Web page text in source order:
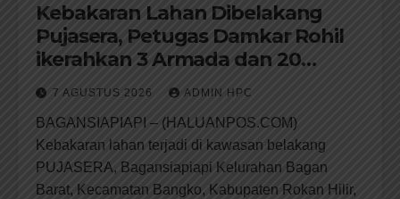
Kebakaran Lahan Dibelakang
Pujasera, Petugas Damkar Rohil
ikerahkan 3 Armada dan 20
Personil Padamkan Api
7 AGUSTUS 2026 ADMIN HPC
BAGANSIAPIAPI – (HALUANPOS.COM)
Kebakaran lahan terjadi di kawasan belakang
PUJASERA, Bagansiapiapi Kelurahan Bagan
Barat, Kecamatan Bangko, Kabupaten Rokan Hilir,